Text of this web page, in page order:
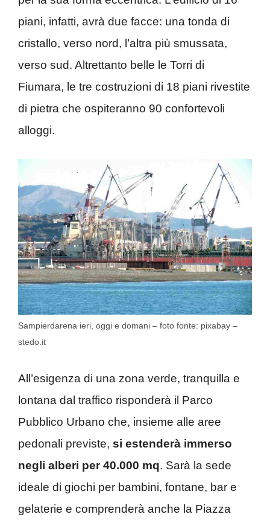
piani, infatti, avrà due facce: una tonda di
cristallo, verso nord, l’altra più smussata,
verso sud. Altrettanto belle le Torri di
Fiumara, le tre costruzioni di 18 piani rivestite
di pietra che ospiteranno 90 confortevoli
alloggi.
Sampierdarena ieri, oggi e domani – foto fonte: pixabay –
stedo.it
All’esigenza di una zona verde, tranquilla e
lontana dal traffico risponderà il Parco
Pubblico Urbano che, insieme alle aree
pedonali previste, si estenderà immerso
negli alberi per 40.000 mq. Sarà la sede
ideale di giochi per bambini, fontane, bar e
gelaterie e comprenderà anche la Piazza